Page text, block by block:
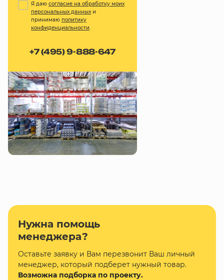
Я даю согласие на обработку моих
персональных данных и
принимаю политику
конфиденциальности.
+7 (495) 9-888-647
Нужна помощь
менеджера?
Оставьте заявку и Вам перезвонит Ваш личный
менеджер, который подберет нужный товар.
Возможна подборка по проекту.